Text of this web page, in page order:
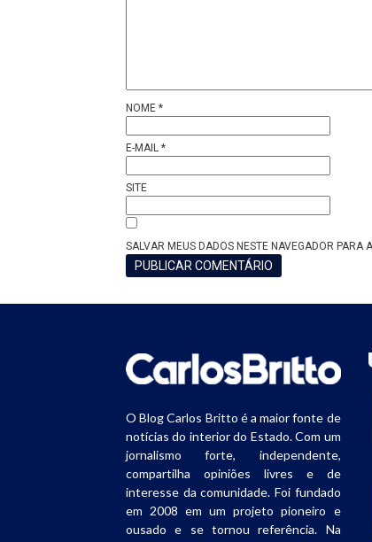
NOME *
E-MAIL *
SITE
SALVAR MEUS DADOS NESTE NAVEGADOR PARA
O Blog Carlos Britto é a maior fonte de
notícias do interior do Estado. Com um
jornalismo forte, independente,
compartilha opiniões livres e de
interesse da comunidade. Foi fundado
em 2008 em um projeto pioneiro e
ousado e se tornou referência. Na